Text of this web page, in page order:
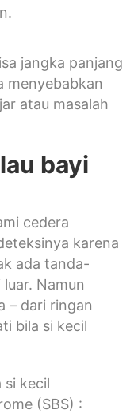
jangka panjang
menyebabkan
atau masalah
bayi
cedera
karena
ada tanda-
Namun
– dari ringan
bila si kecil
si kecil
(SBS) :